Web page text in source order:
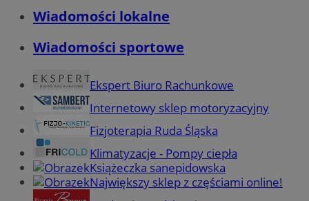
Wiadomości lokalne
Wiadomości sportowe
Ekspert Biuro Rachunkowe
Internetowy sklep motoryzacyjny
Fizjoterapia Ruda Śląska
Klimatyzacje - Pompy ciepła
Książeczka sanepidowska
Największy sklep z częściami online!